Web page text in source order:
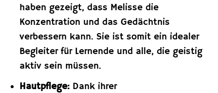
haben gezeigt, dass Melisse die
Konzentration und das Gedächtnis
verbessern kann. Sie ist somit ein idealer
Begleiter für Lernende und alle, die geistig
aktiv sein müssen.
Hautpflege:Dank ihrer